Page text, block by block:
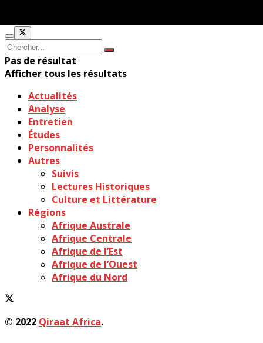
Pas de résultat
Afficher tous les résultats
Actualités
Analyse
Entretien
Études
Personnalités
Autres
Suivis
Lectures Historiques
Culture et Littérature
Régions
Afrique Australe
Afrique Centrale
Afrique de l’Est
Afrique de l’Ouest
Afrique du Nord
© 2022 Qiraat Africa.